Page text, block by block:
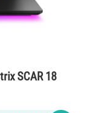
SCAR 18